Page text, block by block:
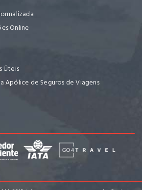
Online
Úteis
Apólice de Seguros de Viagens